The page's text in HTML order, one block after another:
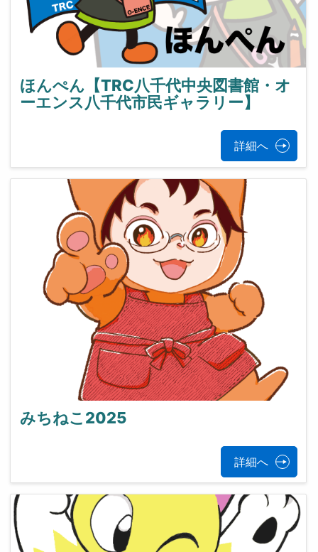
ほんぺん【TRC八千代中央図書館・オ
ーエンス八千代市民ギャラリー】
詳細へ
みちねこ2025
詳細へ